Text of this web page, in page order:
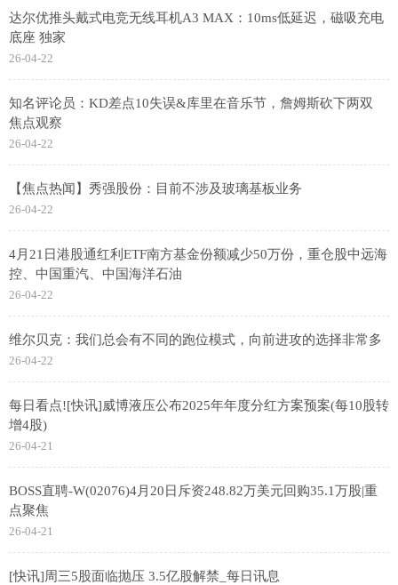
达尔优推头戴式电竞无线耳机A3 MAX：10ms低延迟，磁吸充电
底座 独家
26-04-22
知名评论员：KD差点10失误&库里在音乐节，詹姆斯砍下两双
焦点观察
26-04-22
【焦点热闻】秀强股份：目前不涉及玻璃基板业务
26-04-22
4月21日港股通红利ETF南方基金份额减少50万份，重仓股中远海
控、中国重汽、中国海洋石油
26-04-22
维尔贝克：我们总会有不同的跑位模式，向前进攻的选择非常多
26-04-22
每日看点![快讯]威博液压公布2025年年度分红方案预案(每10股转
增4股)
26-04-21
BOSS直聘-W(02076)4月20日斥资248.82万美元回购35.1万股|重
点聚焦
26-04-21
[快讯]周三5股面临抛压 3.5亿股解禁_每日讯息